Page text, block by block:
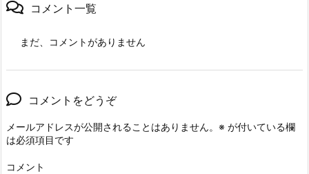
コメント一覧
まだ、コメントがありません
コメントをどうぞ
メールアドレスが公開されることはありません。 ※ が付いている欄
は必須項目です
コメント